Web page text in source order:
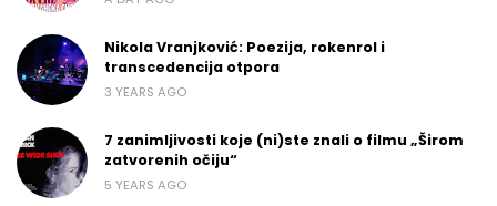
Nikola Vranjković: Poezija, rokenrol i
transcedencija otpora
3 YEARS AGO
7 zanimljivosti koje (ni)ste znali o filmu „Širom
zatvorenih očiju“
5 YEARS AGO